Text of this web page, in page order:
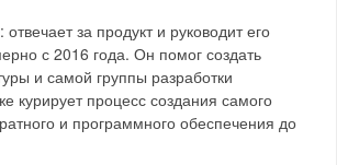
: отвечает за продукт и руководит его
с 2016 года. Он помог создать
и самой группы разработки
курирует процесс создания самого
и программного обеспечения до